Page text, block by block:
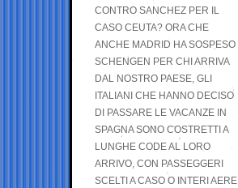
CONTRO SANCHEZ PER IL
CASO CEUTA? ORA CHE
ANCHE MADRID HA SOSPESO
SCHENGEN PER CHI ARRIVA
DAL NOSTRO PAESE, GLI
ITALIANI CHE HANNO DECISO
DI PASSARE LE VACANZE IN
SPAGNA SONO COSTRETTI A
LUNGHE CODE AL LORO
ARRIVO, CON PASSEGGERI
SCELTI A CASO O INTERI AEREI